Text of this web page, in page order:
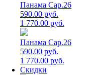
Панама Cap.26
590.00 руб.
1 770.00 руб.
Панама Cap.26
590.00 руб.
1 770.00 руб.
Скидки